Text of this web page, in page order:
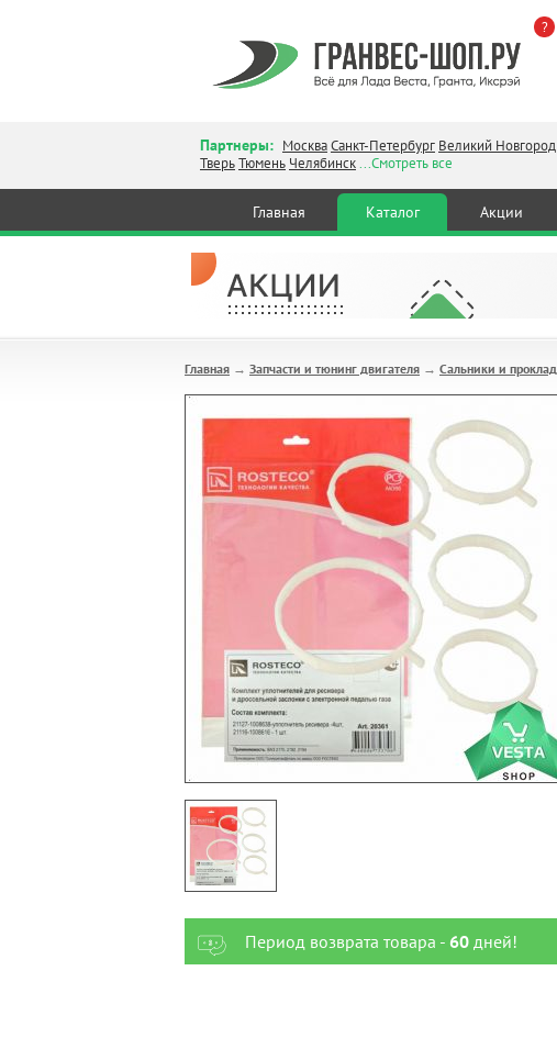
?
Партнеры: МоскваСанкт-Петербург Великий Новгород
ТверьТюмень Челябинск...Смотреть все
Главная Каталог Акции
Главная → Запчасти и тюнинг двигателя → Сальники и
Период возврата товара - 60дней!